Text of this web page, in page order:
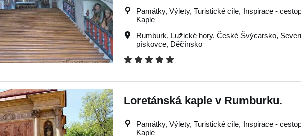
Památky, Výlety, Turistické cíle, Inspirace -
Kaple
Rumburk, Lužické hory, České Švýcarsko,
pískovce, Děčínsko
Loretánská kaple v Rumburku.
Památky, Výlety, Turistické cíle, Inspirace -
Kaple